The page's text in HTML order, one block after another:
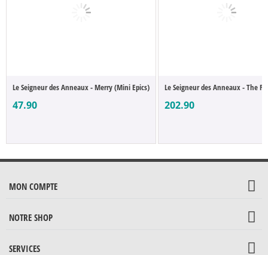
Le Seigneur des Anneaux - Merry (Mini Epics)
47.90
Le Seigneur des Anneaux - The
202.90
MON COMPTE
NOTRE SHOP
SERVICES